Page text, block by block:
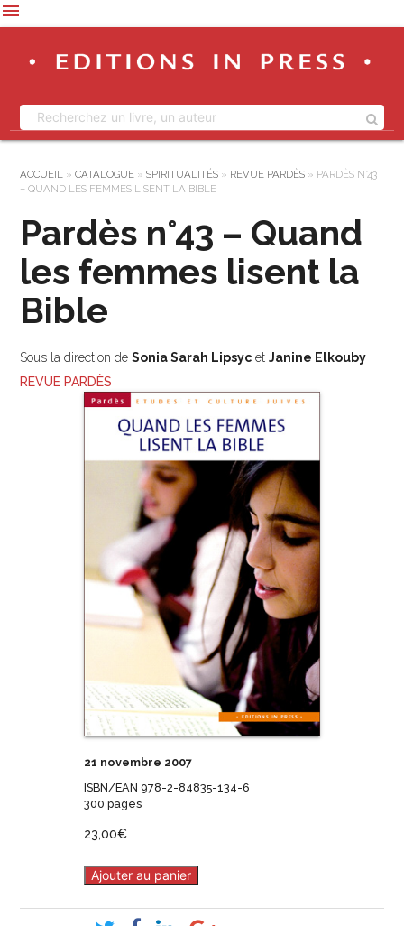
menu
ACCUEIL » CATALOGUE» SPIRITUALITÉS» REVUE PARDÈS» PARDÈS N°43
– QUAND LES FEMMES LISENT LA BIBLE
Pardès n°43 – Quand
les femmes lisent la
Bible
Sous la direction de Sonia Sarah Lipsycet Janine Elkouby
REVUE PARDÈS
21 novembre 2007
ISBN/EAN 978-2-84835-134-6
300 pages
23,00€
Ajouter au panier